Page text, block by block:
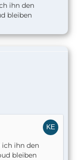
ihn den
bleiben
ich ihn den
bleiben